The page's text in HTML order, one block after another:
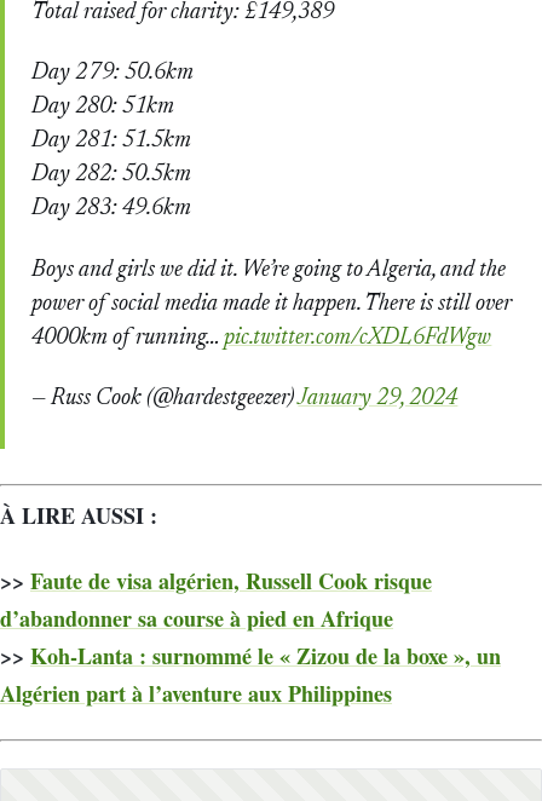
Total raised for charity: £149,389
Day 279: 50.6km
Day 280: 51km
Day 281: 51.5km
Day 282: 50.5km
Day 283: 49.6km
Boys and girls we did it. We’re going to Algeria, and the
power of social media made it happen. There is still over
4000km of running…pic.twitter.com/cXDL6FdWgw
— Russ Cook (@hardestgeezer)January 29, 2024
À LIRE AUSSI :
>> Faute de visa algérien, Russell Cook risque
d’abandonner sa course à pied en Afrique
>> Koh-Lanta : surnommé le « Zizou de la boxe », un
Algérien part à l’aventure aux Philippines